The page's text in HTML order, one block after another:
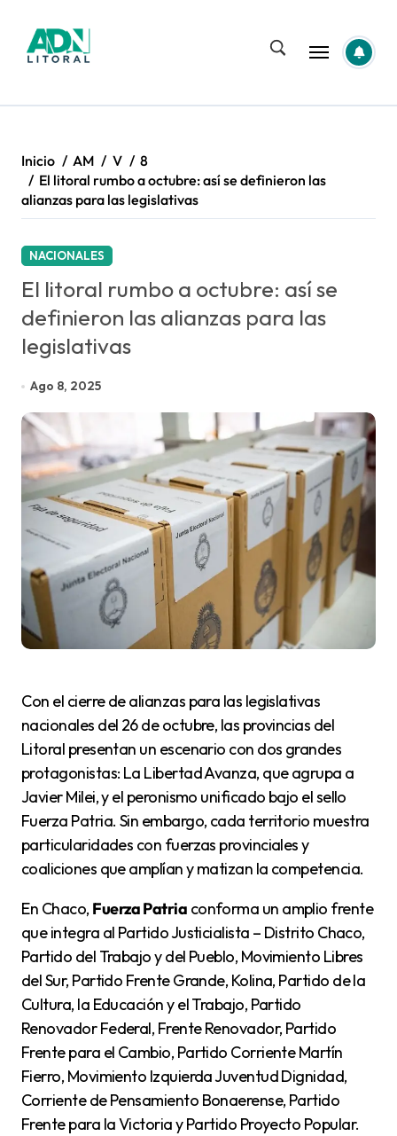
contenido
Inicio AM V
8
El litoral rumbo a octubre: así se definieron las
alianzas para las legislativas
NACIONALES
El litoral rumbo a octubre: así se
definieron las alianzas para las
legislativas
Ago 8, 2025
Con el cierre de alianzas para las legislativas
nacionales del 26 de octubre, las provincias del
Litoral presentan un escenario con dos grandes
protagonistas: La Libertad Avanza, que agrupa a
Javier Milei, y el peronismo unificado bajo el sello
Fuerza Patria. Sin embargo, cada territorio muestra
particularidades con fuerzas provinciales y
coaliciones que amplían y matizan la competencia.
En Chaco, Fuerza Patria conforma un amplio frente
que integra al Partido Justicialista – Distrito Chaco,
Partido del Trabajo y del Pueblo, Movimiento Libres
del Sur, Partido Frente Grande, Kolina, Partido de la
Cultura, la Educación y el Trabajo, Partido
Renovador Federal, Frente Renovador, Partido
Frente para el Cambio, Partido Corriente Martín
Fierro, Movimiento Izquierda Juventud Dignidad,
Corriente de Pensamiento Bonaerense, Partido
Frente para la Victoria y Partido Proyecto Popular.